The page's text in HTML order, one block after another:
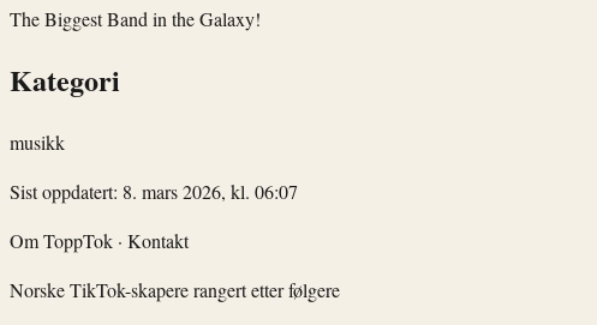
The Biggest Band in the Galaxy!
Kategori
musikk
Sist oppdatert: 8. mars 2026, kl. 06:07
Om ToppTok · Kontakt
Norske TikTok-skapere rangert etter følgere